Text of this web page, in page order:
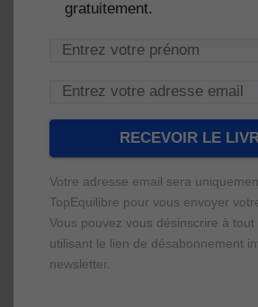
gratuitement.
Votre adresse email sera
TopEquilibre pour vous envoyer
Vous pouvez vous désinscrire à
utilisant le lien de désabonnement
newsletter.